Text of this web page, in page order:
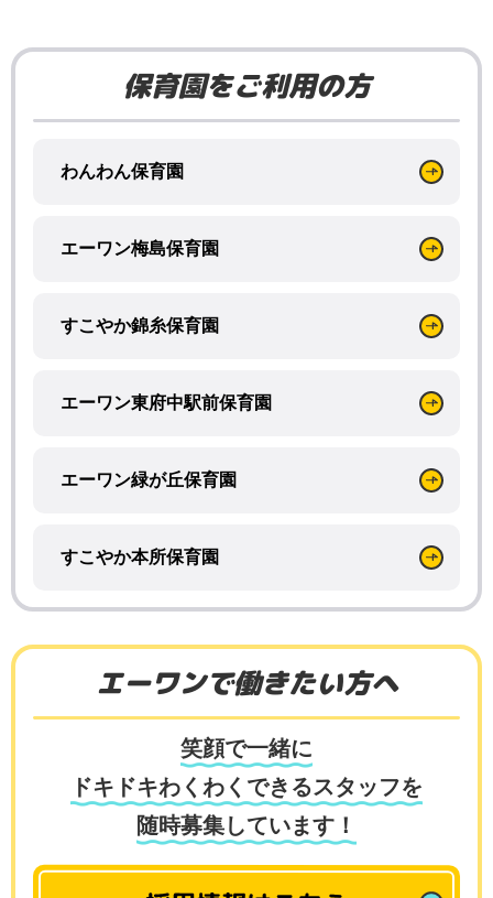
保育園をご利用の方
わんわん保育園
エーワン梅島保育園
すこやか錦糸保育園
エーワン東府中駅前保育園
エーワン緑が丘保育園
すこやか本所保育園
エーワンで働きたい方へ
笑顔で一緒に
ドキドキわくわくできるスタッフを
随時募集しています！